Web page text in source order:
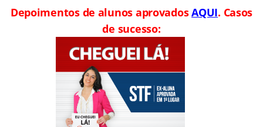
Depoimentos de alunos aprovadosAQUI. Casos
de sucesso: